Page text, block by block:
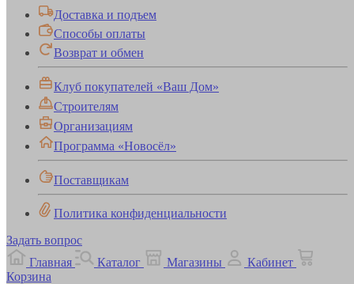
Доставка и подъем
Способы оплаты
Возврат и обмен
Клуб покупателей «Ваш Дом»
Строителям
Организациям
Программа «Новосёл»
Поставщикам
Политика конфиденциальности
Задать вопрос
Главная
Каталог Магазины
Кабинет
Корзина